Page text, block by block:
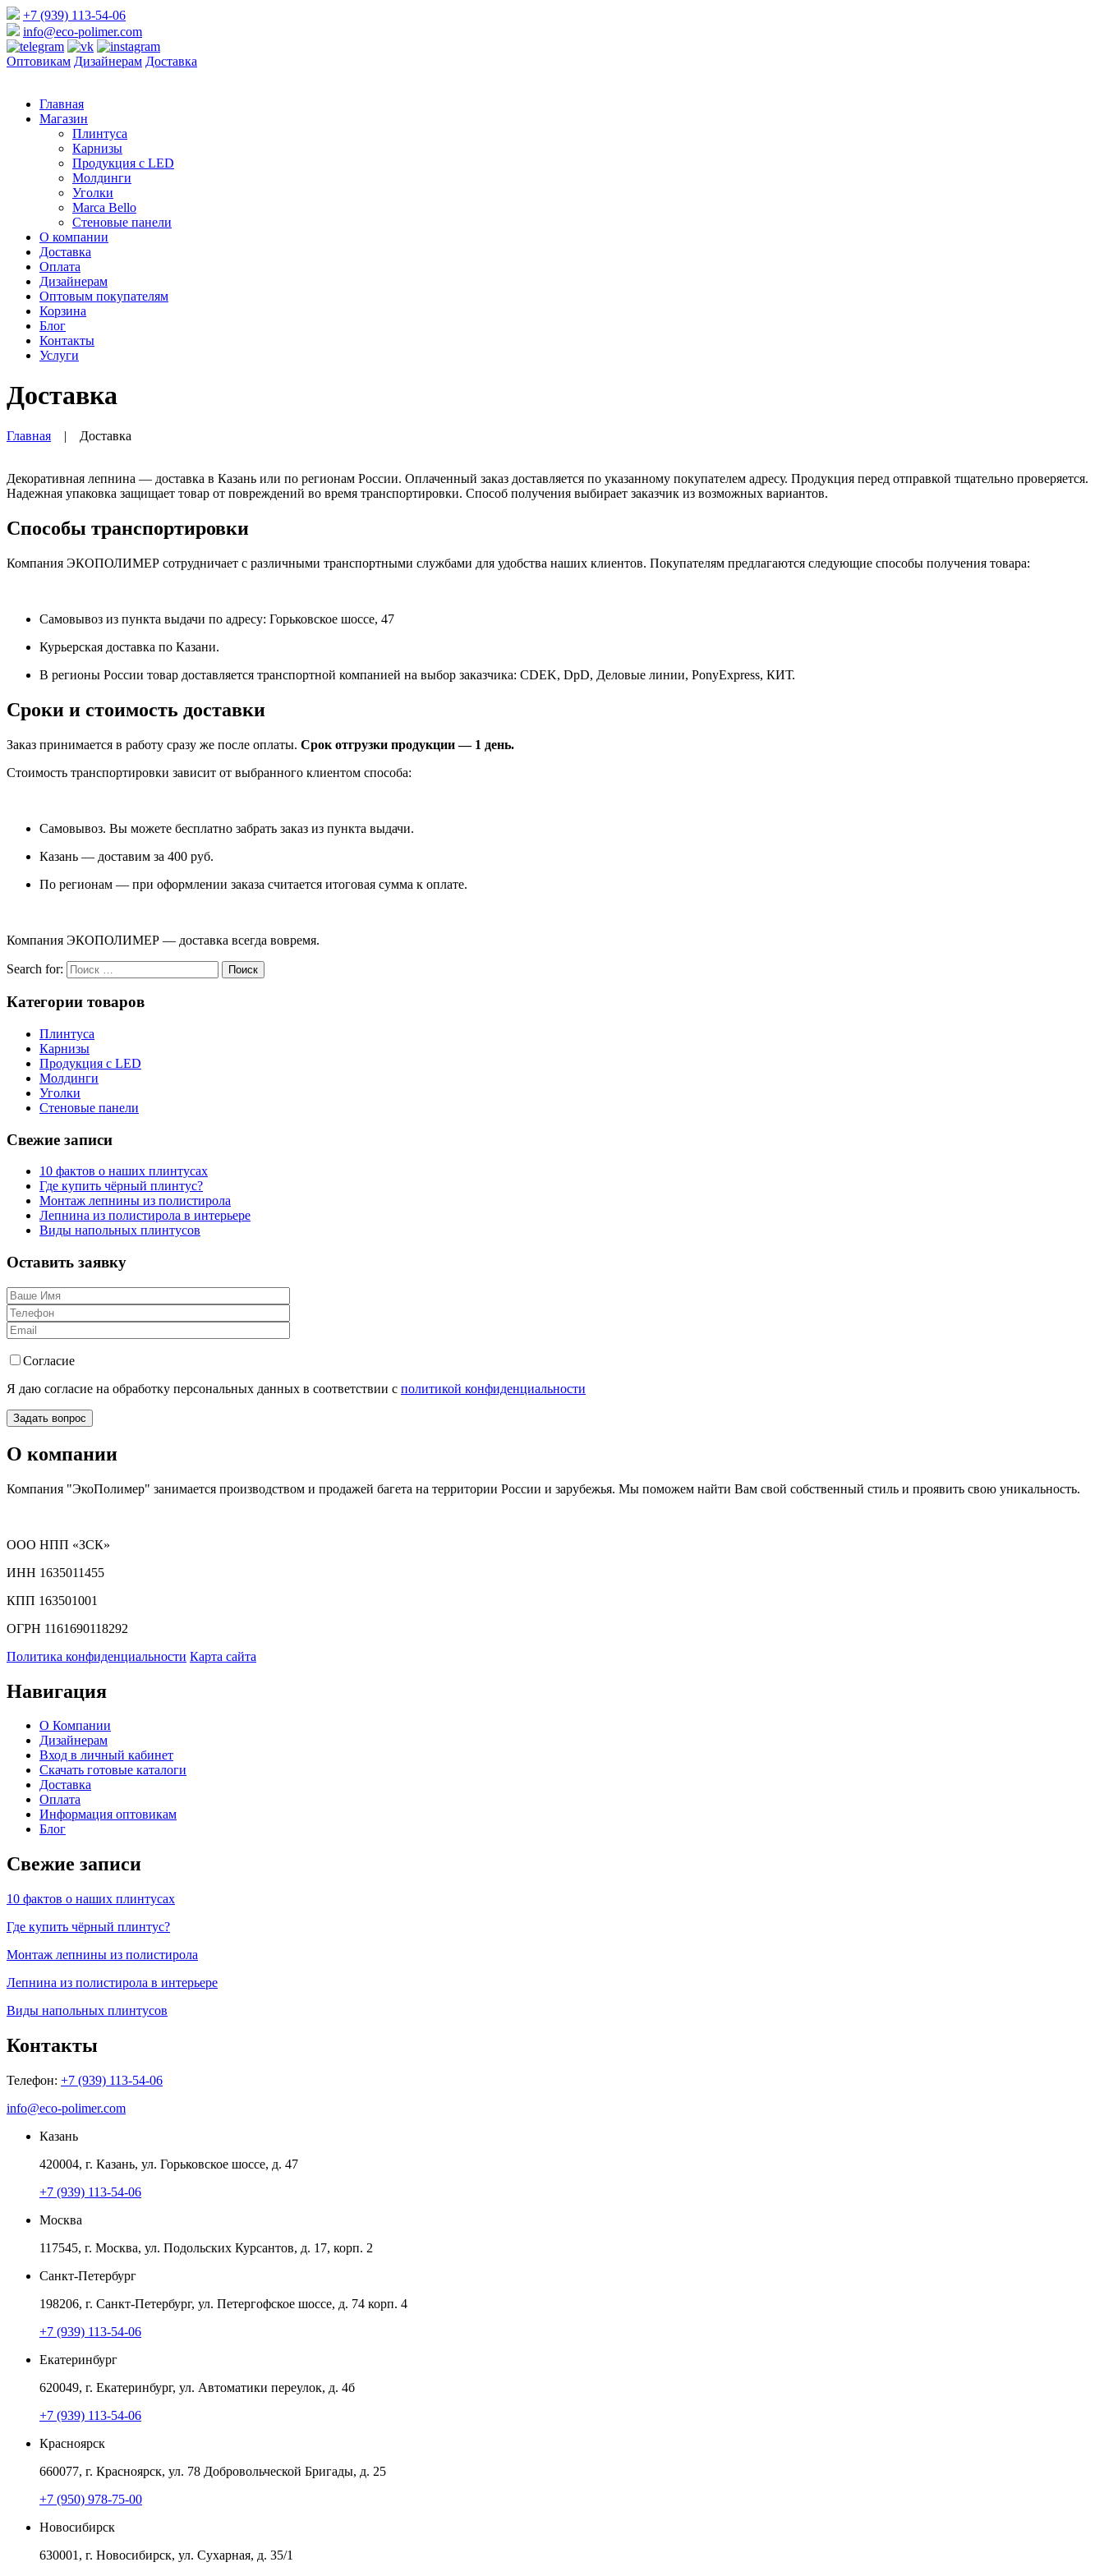
+7 (939) 113-54-06
info@eco-polimer.com
Оптовикам Дизайнерам Доставка
Главная
Магазин
Плинтуса
Карнизы
Продукция с LED
Молдинги
Уголки
Marca Bello
Стеновые панели
О компании
Доставка
Оплата
Дизайнерам
Оптовым покупателям
Корзина
Блог
Контакты
Услуги
Доставка
Главная | Доставка
Декоративная лепнина — доставка в Казань или по регионам России. Оплаченный заказ доставляется по указанному покупателем адресу. Продукция перед отправкой тщательно проверяется.
Надежная упаковка защищает товар от повреждений во время транспортировки. Способ получения выбирает заказчик из возможных вариантов.
Способы транспортировки
Компания ЭКОПОЛИМЕР сотрудничает с различными транспортными службами для удобства наших клиентов. Покупателям предлагаются следующие способы получения товара:
Самовывоз из пункта выдачи по адресу: Горьковское шоссе, 47
Курьерская доставка по Казани.
В регионы России товар доставляется транспортной компанией на выбор заказчика: CDEK, DpD, Деловые линии, PonyExpress, КИТ.
Сроки и стоимость доставки
Заказ принимается в работу сразу же после оплаты. Срок отгрузки продукции — 1 день.
Стоимость транспортировки зависит от выбранного клиентом способа:
Самовывоз. Вы можете бесплатно забрать заказ из пункта выдачи.
Казань — доставим за 400 руб.
По регионам — при оформлении заказа считается итоговая сумма к оплате.
Компания ЭКОПОЛИМЕР — доставка всегда вовремя.
Search for: Поиск
Категории товаров
Плинтуса
Карнизы
Продукция с LED
Молдинги
Уголки
Стеновые панели
Свежие записи
10 фактов о наших плинтусах
Где купить чёрный плинтус?
Монтаж лепнины из полистирола
Лепнина из полистирола в интерьере
Виды напольных плинтусов
Оставить заявку
Согласие
Я даю согласие на обработку персональных данных в соответствии с политикой конфиденциальности
О компании
Компания "ЭкоПолимер" занимается производством и продажей багета на территории России и зарубежья. Мы поможем найти Вам свой собственный стиль и проявить свою уникальность.
ООО НПП «ЗСК»
ИНН 1635011455
КПП 163501001
ОГРН 1161690118292
Политика конфиденциальности Карта сайта
Навигация
О Компании
Дизайнерам
Вход в личный кабинет
Скачать готовые каталоги
Доставка
Оплата
Информация оптовикам
Блог
Свежие записи
10 фактов о наших плинтусах
Где купить чёрный плинтус?
Монтаж лепнины из полистирола
Лепнина из полистирола в интерьере
Виды напольных плинтусов
Контакты
Телефон: +7 (939) 113-54-06
info@eco-polimer.com
Казань
420004, г. Казань, ул. Горьковское шоссе, д. 47
+7 (939) 113-54-06
Москва
117545, г. Москва, ул. Подольских Курсантов, д. 17, корп. 2
Санкт-Петербург
198206, г. Санкт-Петербург, ул. Петергофское шоссе, д. 74 корп. 4
+7 (939) 113-54-06
Екатеринбург
620049, г. Екатеринбург, ул. Автоматики переулок, д. 4б
+7 (939) 113-54-06
Красноярск
660077, г. Красноярск, ул. 78 Добровольческой Бригады, д. 25
+7 (950) 978-75-00
Новосибирск
630001, г. Новосибирск, ул. Сухарная, д. 35/1